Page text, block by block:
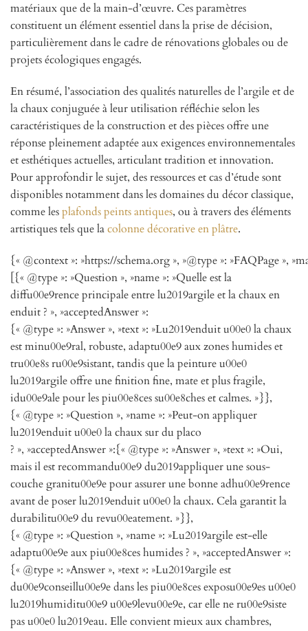
matériaux que de la main-d’œuvre. Ces paramètres
constituent un élément essentiel dans la prise de décision,
particulièrement dans le cadre de rénovations globales ou de
projets écologiques engagés.
En résumé, l’association des qualités naturelles de l’argile et de
la chaux conjuguée à leur utilisation réfléchie selon les
caractéristiques de la construction et des pièces offre une
réponse pleinement adaptée aux exigences environnementales
et esthétiques actuelles, articulant tradition et innovation.
Pour approfondir le sujet, des ressources et cas d’étude sont
disponibles notamment dans les domaines du décor classique,
comme lesplafonds peints antiques, ou à travers des éléments
artistiques tels que lacolonne décorative en plâtre.
{« @context »: »https://schema.org », »@type »: »FAQPage »,
[{« @type »: »Question », »name »: »Quelle est la
diffu00e9rence principale entre lu2019argile et la chaux en
enduit ? », »acceptedAnswer »:
{« @type »: »Answer », »text »: »Lu2019enduit u00e0 la chaux
est minu00e9ral, robuste, adaptu00e9 aux zones humides et
tru00e8s ru00e9sistant, tandis que la peinture u00e0
lu2019argile offre une finition fine, mate et plus fragile,
idu00e9ale pour les piu00e8ces su00e8ches et calmes. »}},
{« @type »: »Question », »name »: »Peut-on appliquer
lu2019enduit u00e0 la chaux sur du placo
? », »acceptedAnswer »:{« @type »: »Answer », »text »: »Oui,
mais il est recommandu00e9 du2019appliquer une sous-
couche granitu00e9e pour assurer une bonne adhu00e9rence
avant de poser lu2019enduit u00e0 la chaux. Cela garantit la
durabilitu00e9 du revu00eatement. »}},
{« @type »: »Question », »name »: »Lu2019argile est-elle
adaptu00e9e aux piu00e8ces humides ? », »acceptedAnswer »:
{« @type »: »Answer », »text »: »Lu2019argile est
du00e9conseillu00e9e dans les piu00e8ces exposu00e9es u00e0
lu2019humiditu00e9 u00e9levu00e9e, car elle ne ru00e9siste
pas u00e0 lu2019eau. Elle convient mieux aux chambres,